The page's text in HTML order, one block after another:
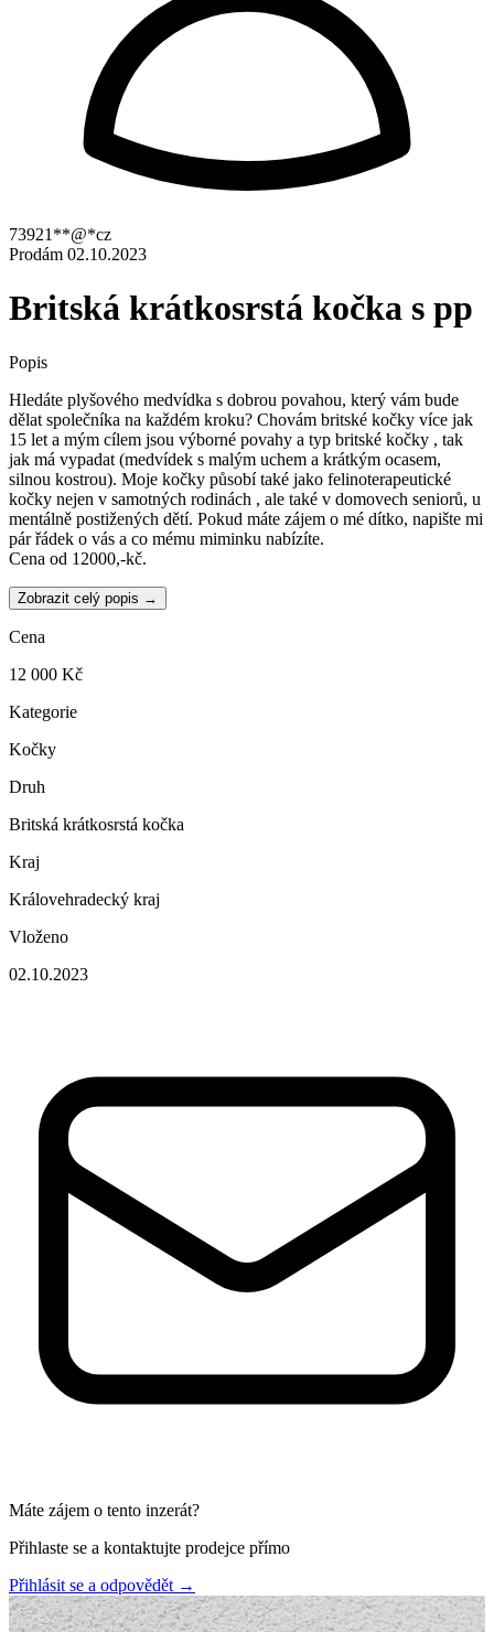
73921**@*cz
Prodám 02.10.2023
Britská krátkosrstá kočka s pp
Popis
Hledáte plyšového medvídka s dobrou povahou, který vám bude
dělat společníka na každém kroku? Chovám britské kočky více jak
15 let a mým cílem jsou výborné povahy a typ britské kočky , tak
jak má vypadat (medvídek s malým uchem a krátkým ocasem,
silnou kostrou). Moje kočky působí také jako felinoterapeutické
kočky nejen v samotných rodinách , ale také v domovech seniorů, u
mentálně postižených dětí. Pokud máte zájem o mé dítko, napište mi
pár řádek o vás a co mému miminku nabízíte.
Cena od 12000,-kč.
Zobrazit celý popis →
Cena
12 000 Kč
Kategorie
Kočky
Druh
Britská krátkosrstá kočka
Kraj
Královehradecký kraj
Vloženo
02.10.2023
Máte zájem o tento inzerát?
Přihlaste se a kontaktujte prodejce přímo
Přihlásit se a odpovědět →